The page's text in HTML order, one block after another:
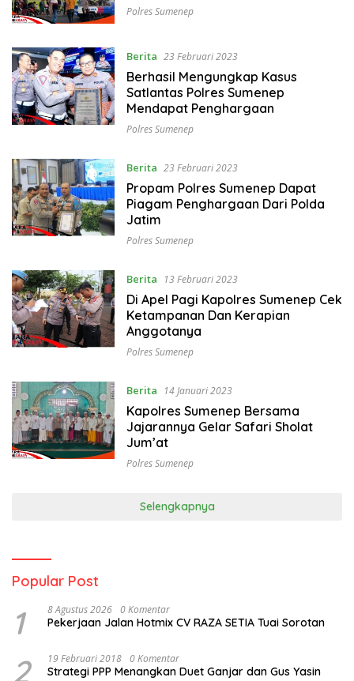
Polres Sumenep
Berita 23 Februari 2023
Berhasil Mengungkap Kasus
Satlantas Polres Sumenep
Mendapat Penghargaan
Polres Sumenep
Berita 23 Februari 2023
Propam Polres Sumenep Dapat
Piagam Penghargaan Dari Polda
Jatim
Polres Sumenep
Berita 13 Februari 2023
Di Apel Pagi Kapolres Sumenep Cek
Ketampanan Dan Kerapian
Anggotanya
Polres Sumenep
Berita 14 Januari 2023
Kapolres Sumenep Bersama
Jajarannya Gelar Safari Sholat
Jum’at
Polres Sumenep
Selengkapnya
Popular Post
1 8 Agustus 2026 0 Komentar
Pekerjaan Jalan Hotmix CV RAZA SETIA Tuai Sorotan
2 19 Februari 2018 0 Komentar
Strategi PPP Menangkan Duet Ganjar dan Gus Yasin